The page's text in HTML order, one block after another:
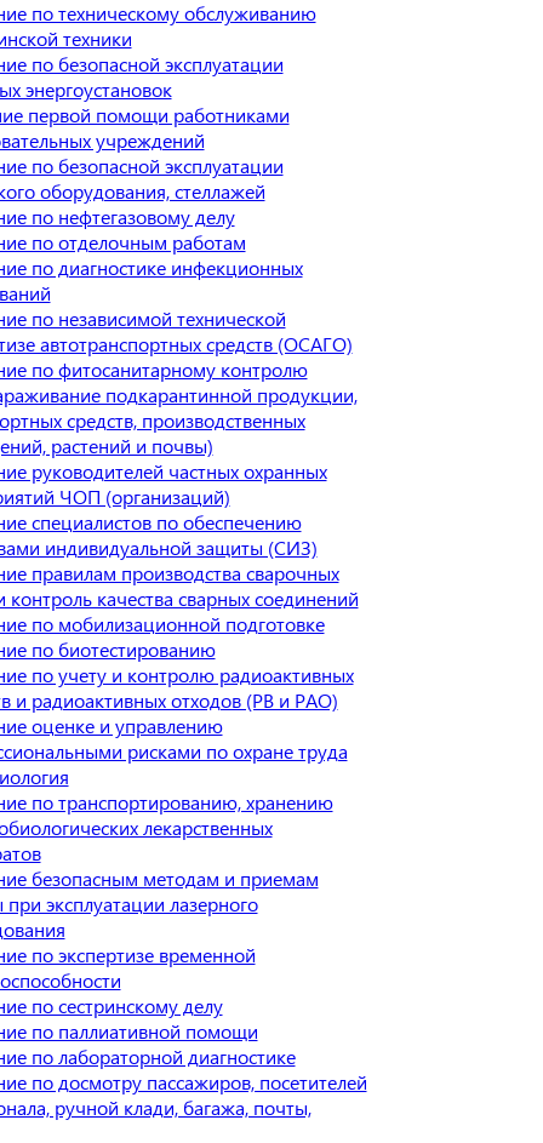
по техническому обслуживанию
техники
по безопасной эксплуатации
энергоустановок
первой помощи работниками
учреждений
по безопасной эксплуатации
оборудования, стеллажей
по нефтегазовому делу
по отделочным работам
по диагностике инфекционных
по независимой технической
автотранспортных средств (ОСАГО)
по фитосанитарному контролю
подкарантинной продукции,
средств, производственных
растений и почвы)
руководителей частных охранных
ЧОП (организаций)
специалистов по обеспечению
индивидуальной защиты (СИЗ)
правилам производства сварочных
контроль качества сварных соединений
по мобилизационной подготовке
по биотестированию
по учету и контролю радиоактивных
и радиоактивных отходов (РВ и РАО)
оценке и управлению
рисками по охране труда
по транспортированию, хранению
лекарственных
безопасным методам и приемам
эксплуатации лазерного
по экспертизе временной
по сестринскому делу
по паллиативной помощи
по лабораторной диагностике
по досмотру пассажиров, посетителей
ручной клади, багажа, почты,